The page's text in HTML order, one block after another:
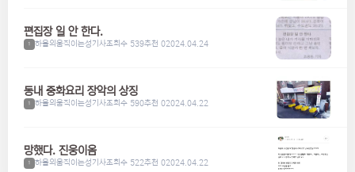
편집장 일 안 한다.
1 하울의움직이는성기사조회수 539추천 02024.04.24
동내 중화요리 장악의 상징
1 하울의움직이는성기사조회수 590추천 02024.04.22
망했다. 진웅이옴
1 하울의움직이는성기사조회수 522추천 02024.04.22